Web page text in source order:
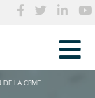
DE LA CPME